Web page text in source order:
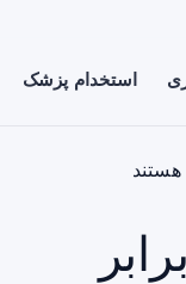
استخدام پزشک